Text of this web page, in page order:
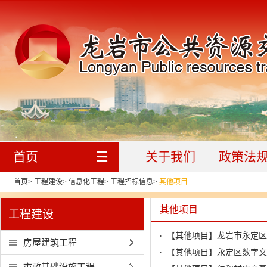
首页 关于我们 政策法
首页> 工程建设> 信息化工程> 工程招标信息> 其他项目
工程建设
房屋建筑工程
其他项目
【其他项目】龙岩市永定
【其他项目】永定区数字